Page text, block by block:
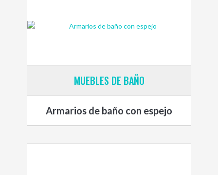
MUEBLES DE BAÑO
Armarios de baño con espejo